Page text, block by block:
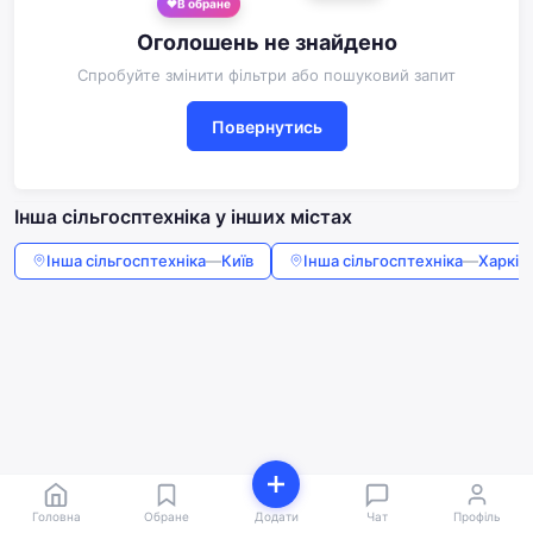
Оголошень не знайдено
Спробуйте змінити фільтри або пошуковий запит
Повернутись
Інша сільгосптехніка у інших містах
Інша сільгосптехніка—Київ Інша сільгосптехніка—Харків
Головна Обране Додати Чат Профіль